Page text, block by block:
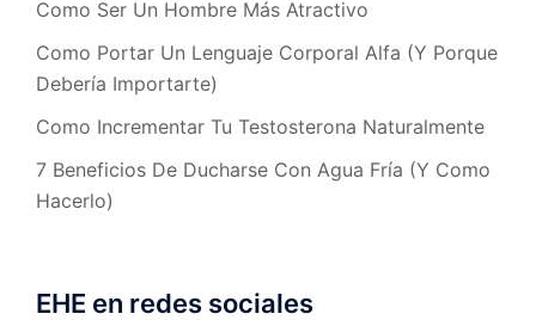
Como Ser Un Hombre Más Atractivo
Como Portar Un Lenguaje Corporal Alfa (Y Porque
Debería Importarte)
Como Incrementar Tu Testosterona Naturalmente
7 Beneficios De Ducharse Con Agua Fría (Y Como
Hacerlo)
EHE en redes sociales